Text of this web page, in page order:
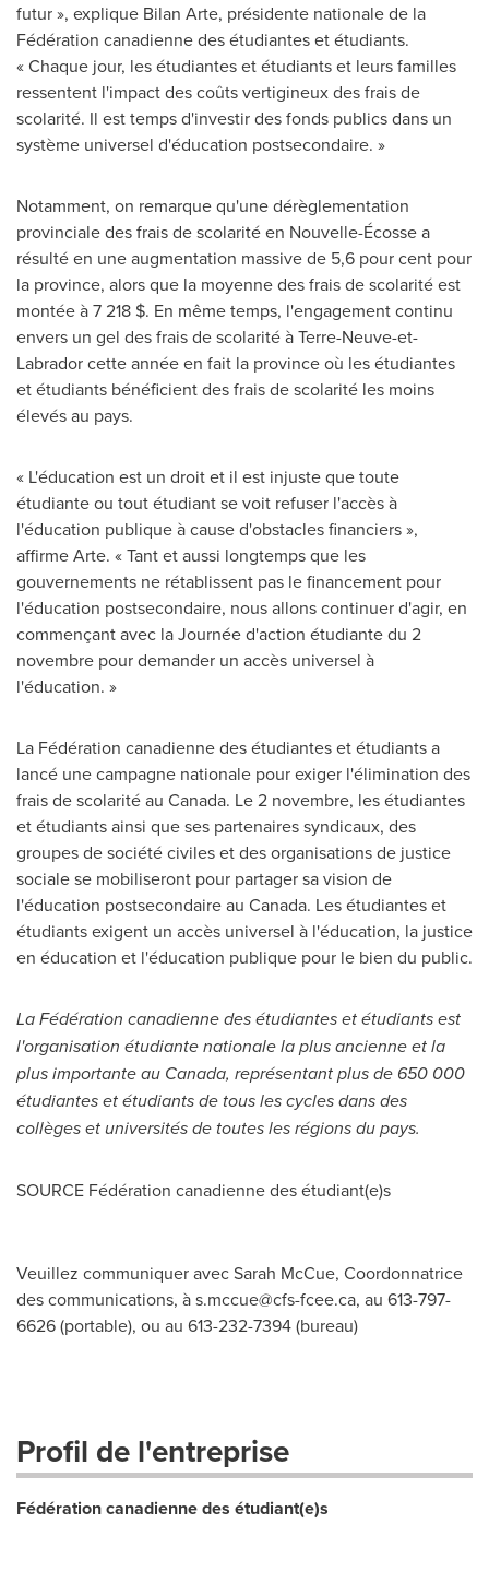
futur », explique Bilan Arte, présidente nationale de la
Fédération canadienne des étudiantes et étudiants.
« Chaque jour, les étudiantes et étudiants et leurs familles
ressentent l'impact des coûts vertigineux des frais de
scolarité. Il est temps d'investir des fonds publics dans un
système universel d'éducation postsecondaire. »
Notamment, on remarque qu'une dérèglementation
provinciale des frais de scolarité en Nouvelle-Écosse a
résulté en une augmentation massive de 5,6 pour cent pour
la province, alors que la moyenne des frais de scolarité est
montée à 7 218 $. En même temps, l'engagement continu
envers un gel des frais de scolarité à Terre-Neuve-et-
Labradorcette année en fait la province où les étudiantes
et étudiants bénéficient des frais de scolarité les moins
élevés au pays.
« L'éducation est un droit et il est injuste que toute
étudiante ou tout étudiant se voit refuser l'accès à
l'éducation publique à cause d'obstacles financiers »,
affirme Arte. « Tant et aussi longtemps que les
gouvernements ne rétablissent pas le financement pour
l'éducation postsecondaire, nous allons continuer d'agir, en
commençant avec la Journée d'action étudiante du 2
novembre pour demander un accès universel à
l'éducation. »
La Fédération canadienne des étudiantes et étudiants a
lancé une campagne nationale pour exiger l'élimination des
frais de scolarité au Canada. Le 2 novembre, les étudiantes
et étudiants ainsi que ses partenaires syndicaux, des
groupes de société civiles et des organisations de justice
sociale se mobiliseront pour partager sa vision de
l'éducation postsecondaire au Canada. Les étudiantes et
étudiants exigent un accès universel à l'éducation, la justice
en éducation et l'éducation publique pour le bien du public.
La Fédération canadienne des étudiantes et étudiants est
l'organisation étudiante nationale la plus ancienne et la
plus importante au Canada, représentant plus de 650 000
étudiantes et étudiants de tous les cycles dans des
collèges et universités de toutes les régions du pays.
SOURCE Fédération canadienne des étudiant(e)s
Veuillez communiquer avec Sarah McCue, Coordonnatrice
des communications, às.mccue@cfs-fcee.ca, au 613-797-
6626 (portable), ou au 613-232-7394 (bureau)
Profil de l'entreprise
Fédération canadienne des étudiant(e)s